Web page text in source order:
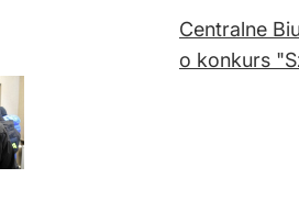
Centralne
o konkurs